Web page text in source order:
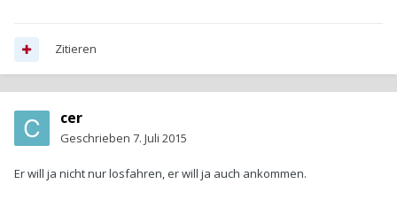
Zitieren
cer
Geschrieben 7. Juli 2015
Er will ja nicht nur losfahren, er will ja auch ankommen.